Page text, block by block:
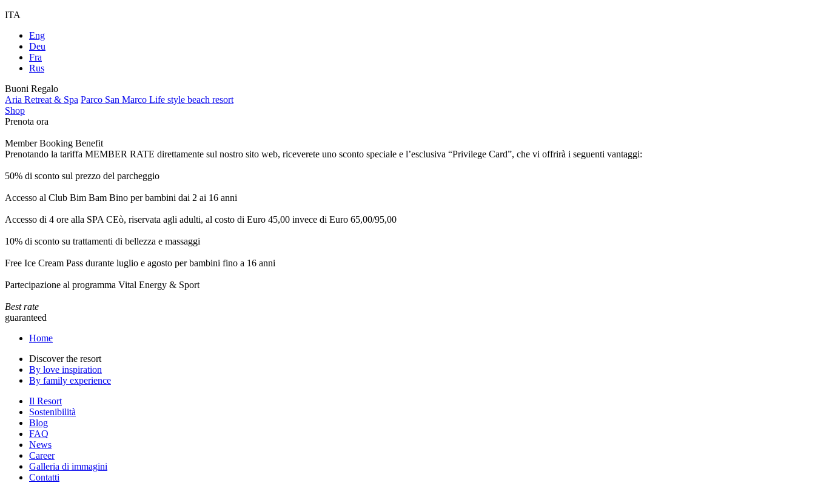
ITA
Eng
Deu
Fra
Rus
Buoni Regalo
Aria Retreat & Spa Parco San Marco Life style beach resort
Shop
Prenota ora
Member Booking Benefit
Prenotando la tariffa MEMBER RATE direttamente sul nostro sito web, riceverete uno sconto speciale e l’esclusiva “Privilege Card”, che vi offrirà i seguenti vantaggi:
50% di sconto sul prezzo del parcheggio
Accesso al Club Bim Bam Bino per bambini dai 2 ai 16 anni
Accesso di 4 ore alla SPA CEò, riservata agli adulti, al costo di Euro 45,00 invece di Euro 65,00/95,00
10% di sconto su trattamenti di bellezza e massaggi
Free Ice Cream Pass durante luglio e agosto per bambini fino a 16 anni
Partecipazione al programma Vital Energy & Sport
Best rate
guaranteed
Home
Discover the resort
By love inspiration
By family experience
Il Resort
Sostenibilità
Blog
FAQ
News
Career
Galleria di immagini
Contatti